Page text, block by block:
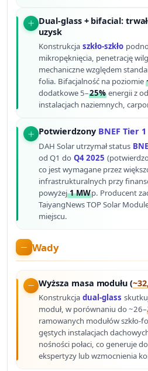
Dual-glass + bifacial:
uzysk
Konstrukcja szkło-szkło
mikropęknięcia, penetrację
mechaniczne względem
folia. Bifacjalność na poziomie
dodatkowe 5–25% energii z
instalacjach naziemnych,
Potwierdzony BNEF Tier 1
DAH Solar utrzymał status
od Q1 do Q4 2025
co jest wymagane przez
infrastrukturalnych przy
powyżej1 MWp. Producent
TaiyangNews TOP Solar
miejscu.
Wady
Wyższa masa modułu (
Konstrukcja dual-glass
moduł, w porównaniu do ~26–
ramowanych modułów szkło-
gęstych instalacjach
nośności połaci, co generuje
ekspertyzy lub wzmocnienia